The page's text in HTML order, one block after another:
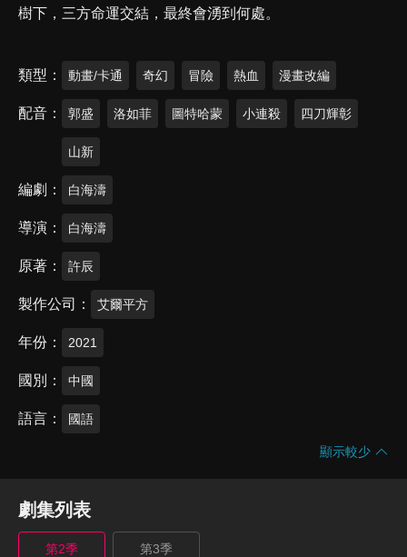
樹下，三方命運交結，最終會湧到何處。
類型 動畫/卡通 奇幻 冒險 熱血 漫畫改編
配音 郭盛 洛如菲 圖特哈蒙 小連殺 四刀輝彰
山新
編劇 白海濤
導演 白海濤
原著 許辰
製作公司 艾爾平方
年份 2021
國別 中國
語言 國語
顯示較少
劇集列表
第2季 第3季